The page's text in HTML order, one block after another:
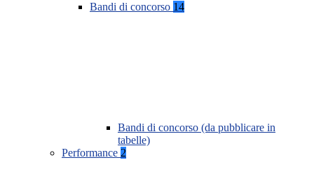
Bandi di concorso 14
Bandi di concorso (da pubblicare in
tabelle)
Performance 2